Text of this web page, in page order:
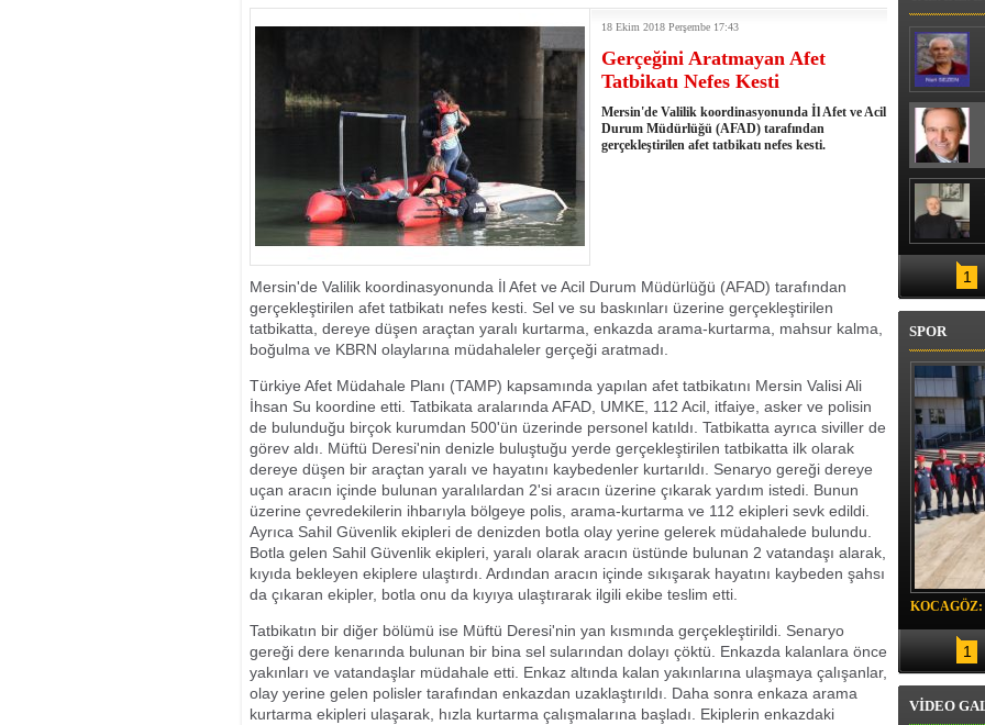
18 Ekim 2018 Perşembe 17:43
Gerçeğini Aratmayan Afet
Tatbikatı Nefes Kesti
Mersin'de Valilik koordinasyonunda İl Afet ve Acil
Durum Müdürlüğü (AFAD) tarafından
gerçekleştirilen afet tatbikatı nefes kesti.
Mersin'de Valilik koordinasyonunda İl Afet ve Acil Durum Müdürlüğü (AFAD) tarafından
gerçekleştirilen afet tatbikatı nefes kesti. Sel ve su baskınları üzerine gerçekleştirilen
tatbikatta, dereye düşen araçtan yaralı kurtarma, enkazda arama-kurtarma, mahsur kalma,
boğulma ve KBRN olaylarına müdahaleler gerçeği aratmadı.
Türkiye Afet Müdahale Planı (TAMP) kapsamında yapılan afet tatbikatını Mersin Valisi Ali
İhsan Su koordine etti. Tatbikata aralarında AFAD, UMKE, 112 Acil, itfaiye, asker ve polisin
de bulunduğu birçok kurumdan 500'ün üzerinde personel katıldı. Tatbikatta ayrıca siviller de
görev aldı. Müftü Deresi'nin denizle buluştuğu yerde gerçekleştirilen tatbikatta ilk olarak
dereye düşen bir araçtan yaralı ve hayatını kaybedenler kurtarıldı. Senaryo gereği dereye
uçan aracın içinde bulunan yaralılardan 2'si aracın üzerine çıkarak yardım istedi. Bunun
üzerine çevredekilerin ihbarıyla bölgeye polis, arama-kurtarma ve 112 ekipleri sevk edildi.
Ayrıca Sahil Güvenlik ekipleri de denizden botla olay yerine gelerek müdahalede bulundu.
Botla gelen Sahil Güvenlik ekipleri, yaralı olarak aracın üstünde bulunan 2 vatandaşı alarak,
kıyıda bekleyen ekiplere ulaştırdı. Ardından aracın içinde sıkışarak hayatını kaybeden şahsı
da çıkaran ekipler, botla onu da kıyıya ulaştırarak ilgili ekibe teslim etti.
Tatbikatın bir diğer bölümü ise Müftü Deresi'nin yan kısmında gerçekleştirildi. Senaryo
gereği dere kenarında bulunan bir bina sel sularından dolayı çöktü. Enkazda kalanlara önce
yakınları ve vatandaşlar müdahale etti. Enkaz altında kalan yakınlarına ulaşmaya çalışanlar,
olay yerine gelen polisler tarafından enkazdan uzaklaştırıldı. Daha sonra enkaza arama
kurtarma ekipleri ulaşarak, hızla kurtarma çalışmalarına başladı. Ekiplerin enkazdaki
1
SPOR
1
VİDEO